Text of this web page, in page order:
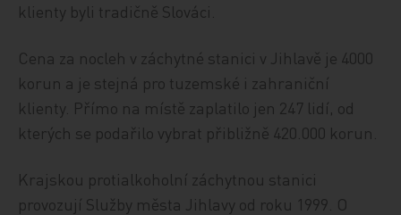
klienty byli tradičně Slováci.
Cena za nocleh v záchytné stanici v Jihlavě je 4000
korun a je stejná pro tuzemské i zahraniční
klienty. Přímo na místě zaplatilo jen 247 lidí, od
kterých se podařilo vybrat přibližně 420.000 korun.
Krajskou protialkoholní záchytnou stanici
provozují Služby města Jihlavy od roku 1999. O